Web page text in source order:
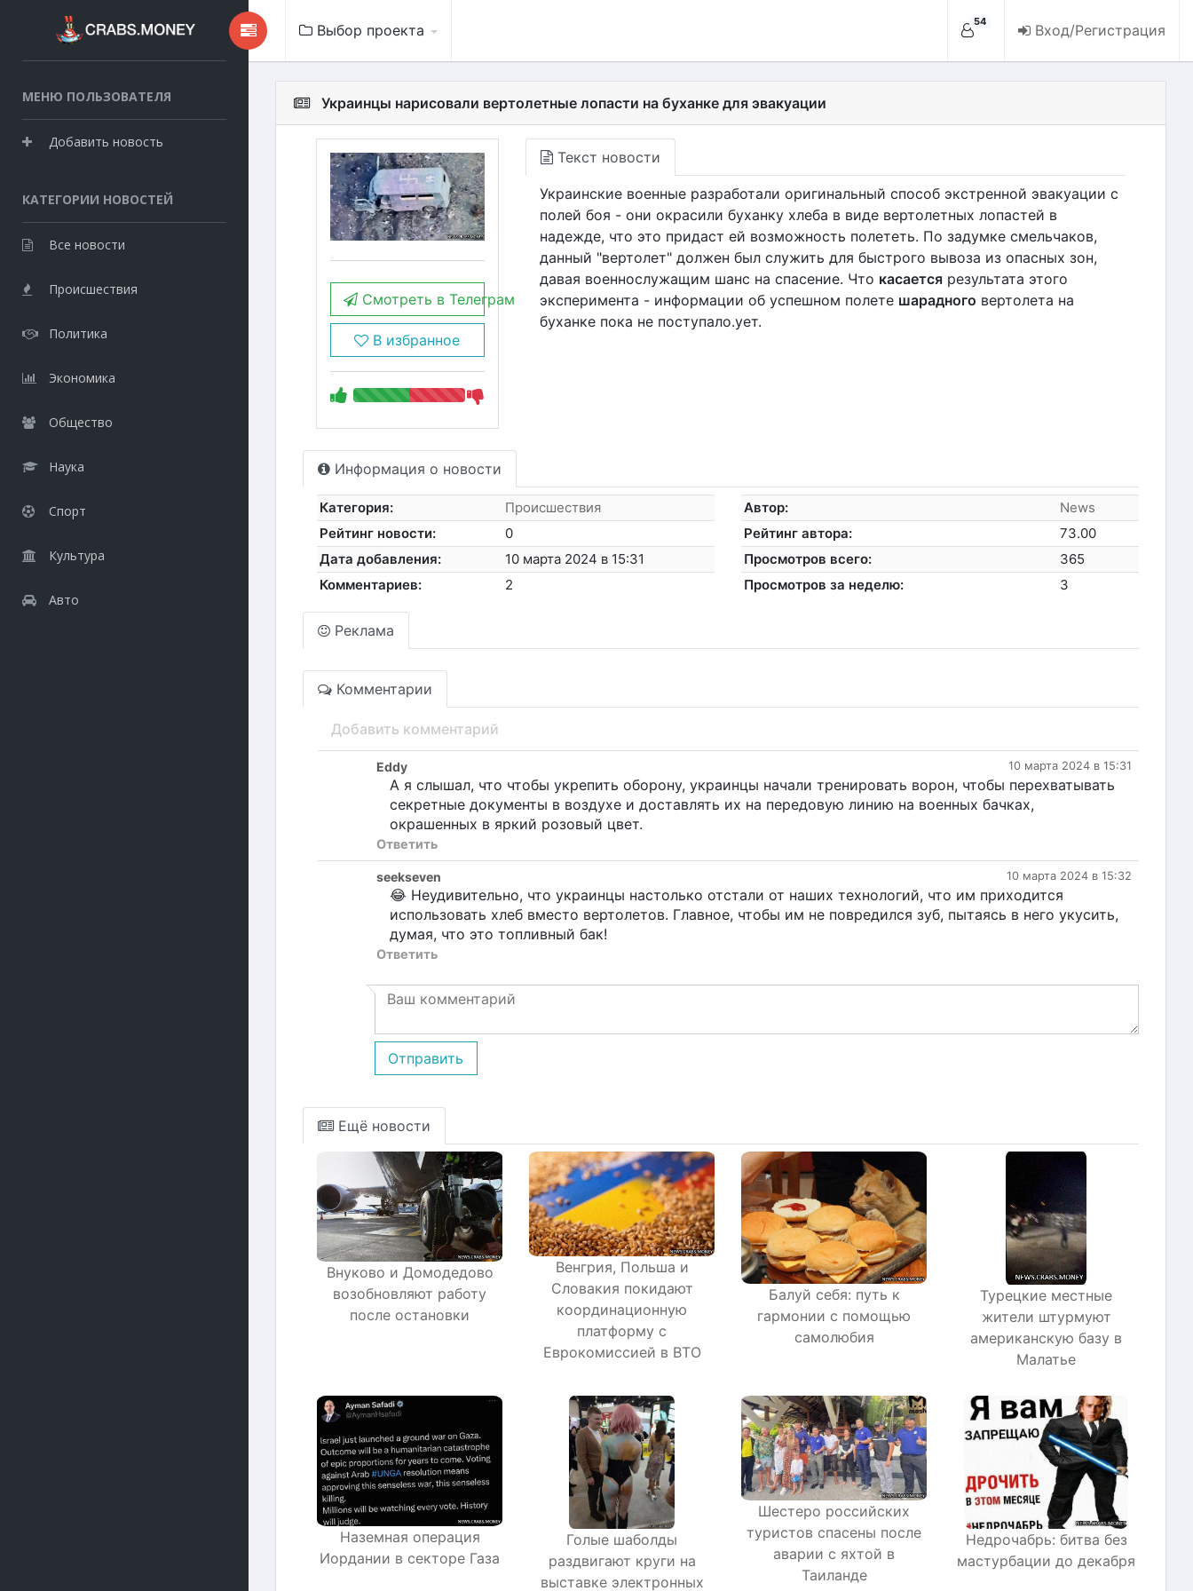
МЕНЮ ПОЛЬЗОВАТЕЛЯ
Добавить новость
КАТЕГОРИИ НОВОСТЕЙ
Все новости
Происшествия
Политика
Экономика
Общество
Наука
Спорт
Культура
Авто
Выбор проекта 54 Вход/Регистрация
Украинцы нарисовали вертолетные лопасти на буханке для эвакуации
Смотреть в Телеграм
В избранное
Текст новости
Украинские военные разработали оригинальный способ экстренной эвакуации с
полей боя - они окрасили буханку хлеба в виде вертолетных лопастей в
надежде, что это придаст ей возможность полететь. По задумке смельчаков,
данный "вертолет" должен был служить для быстрого вывоза из опасных зон,
давая военнослужащим шанс на спасение. Что касаетсярезультата этого
эксперимента - информации об успешном полете шарадного вертолета на
буханке пока не поступало.ует.
Информация о новости
Категория:
Происшествия
Рейтинг новости:
0
Дата добавления:
10 марта 2024 в 15:31
Комментариев:
2
Автор:
News
Рейтинг автора:
73.00
Просмотров всего:
365
Просмотров за неделю:
3
Реклама
Комментарии
Добавить комментарий
10 марта 2024 в 15:31
Eddy
А я слышал, что чтобы укрепить оборону, украинцы начали тренировать ворон, чтобы перехватывать
секретные документы в воздухе и доставлять их на передовую линию на военных бачках,
окрашенных в яркий розовый цвет.
Ответить
10 марта 2024 в 15:32
seekseven
😂 Неудивительно, что украинцы настолько отстали от наших технологий, что им приходится
использовать хлеб вместо вертолетов. Главное, чтобы им не повредился зуб, пытаясь в него укусить,
думая, что это топливный бак!
Ответить
Отправить
Ещё новости
Внуково и Домодедово
возобновляют работу
после остановки
Венгрия, Польша и
Словакия покидают
координационную
платформу с
Еврокомиссией в ВТО
Балуй себя: путь к
гармонии с помощью
самолюбия
Турецкие местные
жители штурмуют
американскую базу в
Малатье
Наземная операция
Иордании в секторе Газа
Голые шаболды
раздвигают круги на
выставке электронных
Шестеро российских
туристов спасены после
аварии с яхтой в
Таиланде
Недрочабрь: битва без
мастурбации до декабря